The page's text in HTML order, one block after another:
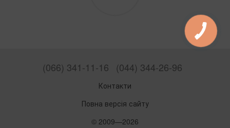
(066) 341-11-16 (044) 344-26-96
Контакти
Повна версія сайту
© 2009—2026